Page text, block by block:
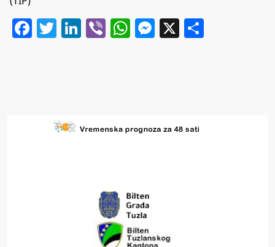
Facebook
Twitter
LinkedIn
ViberWhatsApp
Messenger
X